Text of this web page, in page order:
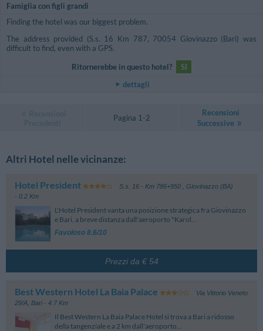
Famiglia con figli grandi
Finding the hotel was our biggest problem.
The address provided (S.s. 16 Km 787, 70054 Giovinazzo (Bari) was
difficult to find, even with a GPS.
Ritornerebbe in questo hotel?
SI
dettagli
Pagina 1-2
Recensioni
Successive
Altri Hotel nelle vicinanze:
Hotel President S.s. 16 - Km 786+950 , Giovinazzo (BA)
- 0.2 Km
L'Hotel President vanta una posizione strategica fra Giovinazzo
e Bari, a breve distanza dall'aeroporto "Karol...
Favoloso 8.6/10
Prezzi da € 54
Best Western Hotel La Baia Palace
Via Vittorio Veneto
29/A Bari- 4.7 Km
Il Best Western La Baia Palace Hotel si trova a Bari a ridosso
della tangenziale e a 2 km dall'aeroporto...